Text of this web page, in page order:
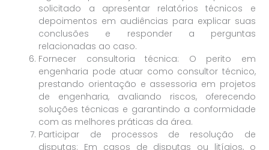
solicitado a apresentar relatórios técnicos e
depoimentos em audiências para explicar suas
conclusões e responder a perguntas
relacionadas ao caso.
Fornecer consultoria técnica: O perito em
engenharia pode atuar como consultor técnico,
prestando orientação e assessoria em projetos
de engenharia, avaliando riscos, oferecendo
soluções técnicas e garantindo a conformidade
com as melhores práticas da área.
Participar de processos de resolução de
disputas: Em casos de disputas ou litígios, o